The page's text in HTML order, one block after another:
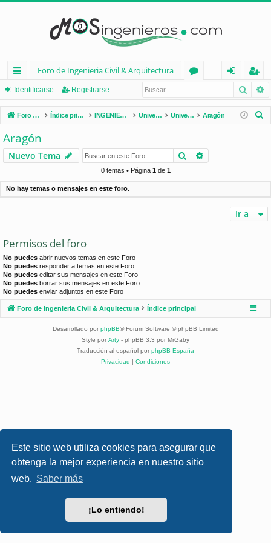
Este sitio web utiliza cookies para asegurar que
obtenga la mejor experiencia en nuestro sitio
web. Saber más
¡Lo entiendo!
nl
ac
es
rá
pi
d
Foro de Ingenieria Civil & Arquitectura
os
nt
ifi
e
eg
ist
ra
Identificarse Registrarse
Foro de Ingenieria Civil & Arquitectura Índice principal INGENIERÍA CIVIL (España) Universidades de España Universidades por Comunidades Aragón
r
Aragón
Nuevo Tema Buscar
0 temas • Página 1de 1
No hay temas o mensajes en este foro.
Ir a
Permisos del foro
No puedes abrir nuevos temas en este Foro
No puedes responder a temas en este Foro
No puedes editar sus mensajes en este Foro
No puedes borrar sus mensajes en este Foro
No puedes enviar adjuntos en este Foro
Foro de Ingenieria Civil & Arquitectura Índice principal
Desarrollado por phpBB® Forum Software © phpBB Limited
Style por Arty - phpBB 3.3 por MrGaby
Traducción al español por phpBB España
Privacidad | Condiciones